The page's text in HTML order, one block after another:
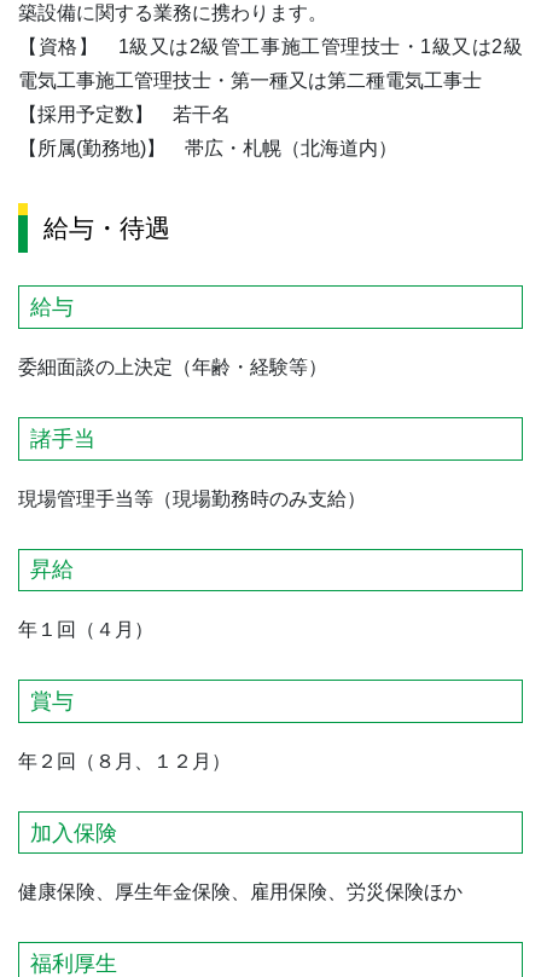
築設備に関する業務に携わります。
【資格】 1級又は2級管工事施工管理技士・1級又は2級
電気工事施工管理技士・第一種又は第二種電気工事士
【採用予定数】 若干名
【所属(勤務地)】 帯広・札幌（北海道内）
給与・待遇
給与
委細面談の上決定（年齢・経験等）
諸手当
現場管理手当等（現場勤務時のみ支給）
昇給
年１回（４月）
賞与
年２回（８月、１２月）
加入保険
健康保険、厚生年金保険、雇用保険、労災保険ほか
福利厚生